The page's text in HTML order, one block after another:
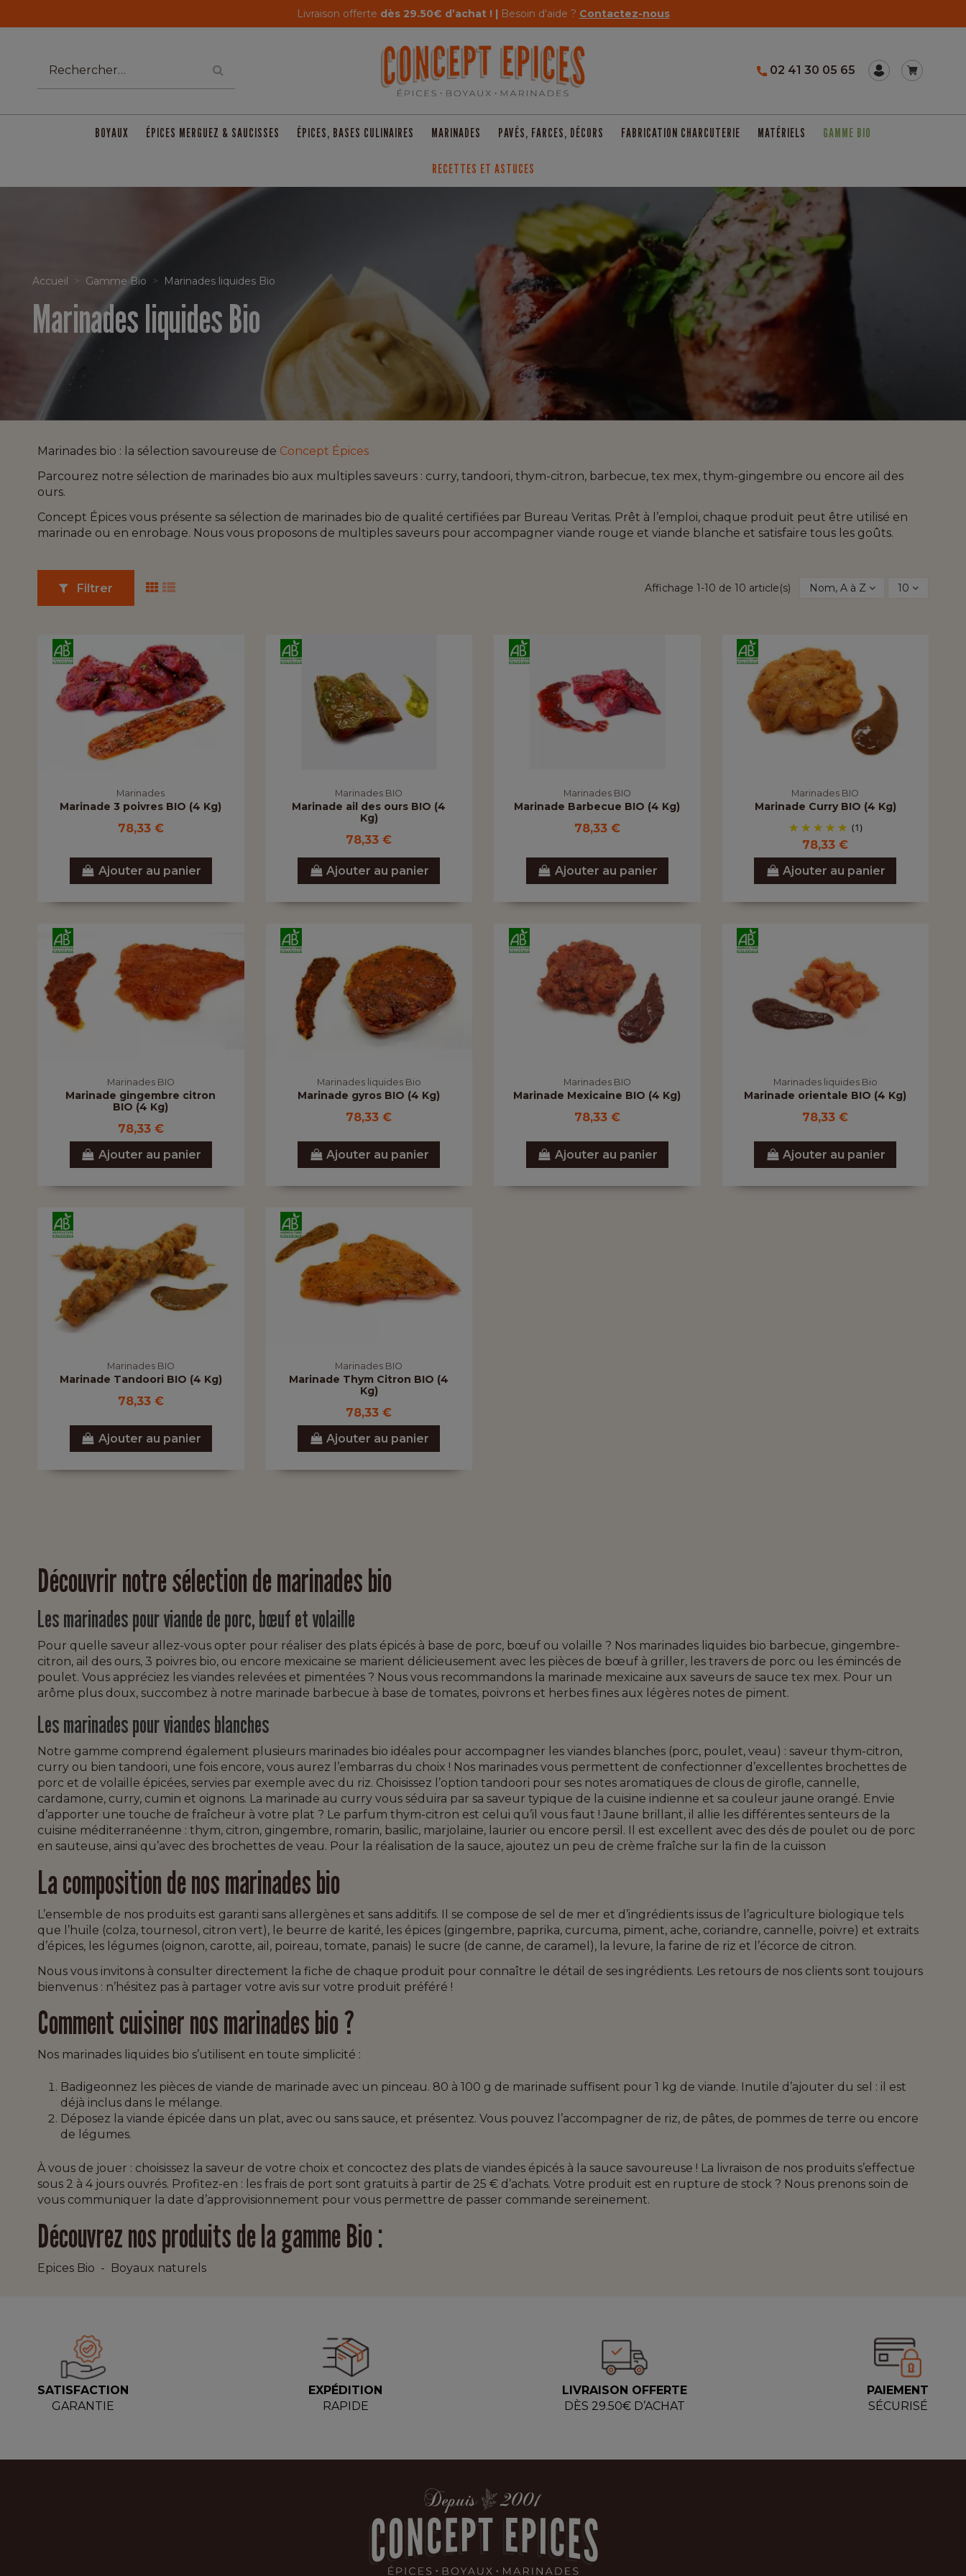
Livraison offerte dès 29.50€ d’achat ! | Besoin d'aide ? Contactez-nous
02 41 30 05 65
BOYAUX ÉPICES MERGUEZ & SAUCISSES ÉPICES, BASES CULINAIRES MARINADES PAVÉS, FARCES, DÉCORS FABRICATION CHARCUTERIE MATÉRIELS GAMME BIO
RECETTES ET ASTUCES
Accueil Gamme Bio Marinades liquides Bio
Marinades liquides Bio
Marinades bio : la sélection savoureuse de Concept Épices
Parcourez notre sélection de marinades bio aux multiples saveurs : curry, tandoori, thym-citron, barbecue, tex mex, thym-gingembre ou encore ail des
ours.
Concept Épices vous présente sa sélection de marinades bio de qualité certifiées par Bureau Veritas. Prêt à l’emploi, chaque produit peut être utilisé en
marinade ou en enrobage. Nous vous proposons de multiples saveurs pour accompagner viande rouge et viande blanche et satisfaire tous les goûts.
Filtrer Affichage 1-10 de 10 article(s) Nom, A à Z 10
Marinades
Marinade 3 poivres BIO (4 Kg)
78,33 €
Ajouter au panier
Marinades BIO
Marinade ail des ours BIO (4
Kg)
78,33 €
Ajouter au panier
Marinades BIO
Marinade Barbecue BIO (4 Kg)
78,33 €
Ajouter au panier
Marinades BIO
Marinade Curry BIO (4 Kg)
(1)
78,33 €
Ajouter au panier
Marinades BIO
Marinade gingembre citron
BIO (4 Kg)
78,33 €
Ajouter au panier
Marinades liquides Bio
Marinade gyros BIO (4 Kg)
78,33 €
Ajouter au panier
Marinades BIO
Marinade Mexicaine BIO (4 Kg)
78,33 €
Ajouter au panier
Marinades liquides Bio
Marinade orientale BIO (4 Kg)
78,33 €
Ajouter au panier
Marinades BIO
Marinade Tandoori BIO (4 Kg)
78,33 €
Ajouter au panier
Marinades BIO
Marinade Thym Citron BIO (4
Kg)
78,33 €
Ajouter au panier
Découvrir notre sélection de marinades bio
Les marinades pour viande de porc, bœuf et volaille
Pour quelle saveur allez-vous opter pour réaliser des plats épicés à base de porc, bœuf ou volaille ? Nos marinades liquides bio barbecue, gingembre-
citron, ail des ours, 3 poivres bio, ou encore mexicaine se marient délicieusement avec les pièces de bœuf à griller, les travers de porc ou les émincés de
poulet. Vous appréciez les viandes relevées et pimentées ? Nous vous recommandons la marinade mexicaine aux saveurs de sauce tex mex. Pour un
arôme plus doux, succombez à notre marinade barbecue à base de tomates, poivrons et herbes fines aux légères notes de piment.
Les marinades pour viandes blanches
Notre gamme comprend également plusieurs marinades bio idéales pour accompagner les viandes blanches (porc, poulet, veau) : saveur thym-citron,
curry ou bien tandoori, une fois encore, vous aurez l’embarras du choix ! Nos marinades vous permettent de confectionner d’excellentes brochettes de
porc et de volaille épicées, servies par exemple avec du riz. Choisissez l’option tandoori pour ses notes aromatiques de clous de girofle, cannelle,
cardamone, curry, cumin et oignons. La marinade au curry vous séduira par sa saveur typique de la cuisine indienne et sa couleur jaune orangé. Envie
d’apporter une touche de fraîcheur à votre plat ? Le parfum thym-citron est celui qu’il vous faut ! Jaune brillant, il allie les différentes senteurs de la
cuisine méditerranéenne : thym, citron, gingembre, romarin, basilic, marjolaine, laurier ou encore persil. Il est excellent avec des dés de poulet ou de porc
en sauteuse, ainsi qu’avec des brochettes de veau. Pour la réalisation de la sauce, ajoutez un peu de crème fraîche sur la fin de la cuisson
La composition de nos marinades bio
L’ensemble de nos produits est garanti sans allergènes et sans additifs. Il se compose de sel de mer et d’ingrédients issus de l’agriculture biologique tels
que l’huile (colza, tournesol, citron vert), le beurre de karité, les épices (gingembre, paprika, curcuma, piment, ache, coriandre, cannelle, poivre) et extraits
d’épices, les légumes (oignon, carotte, ail, poireau, tomate, panais) le sucre (de canne, de caramel), la levure, la farine de riz et l’écorce de citron.
Nous vous invitons à consulter directement la fiche de chaque produit pour connaître le détail de ses ingrédients. Les retours de nos clients sont toujours
bienvenus : n’hésitez pas à partager votre avis sur votre produit préféré !
Comment cuisiner nos marinades bio ?
Nos marinades liquides bio s’utilisent en toute simplicité :
Badigeonnez les pièces de viande de marinade avec un pinceau. 80 à 100 g de marinade suffisent pour 1 kg de viande. Inutile d’ajouter du sel : il est
déjà inclus dans le mélange.
Déposez la viande épicée dans un plat, avec ou sans sauce, et présentez. Vous pouvez l’accompagner de riz, de pâtes, de pommes de terre ou encore
de légumes.
À vous de jouer : choisissez la saveur de votre choix et concoctez des plats de viandes épicés à la sauce savoureuse ! La livraison de nos produits s’effectue
sous 2 à 4 jours ouvrés. Profitez-en : les frais de port sont gratuits à partir de 25 € d’achats. Votre produit est en rupture de stock ? Nous prenons soin de
vous communiquer la date d’approvisionnement pour vous permettre de passer commande sereinement.
Découvrez nos produits de la gamme Bio :
Epices Bio - Boyaux naturels
SATISFACTION
GARANTIE
EXPÉDITION
RAPIDE
LIVRAISON OFFERTE
DÈS 29.50€ D’ACHAT
PAIEMENT
SÉCURISÉ